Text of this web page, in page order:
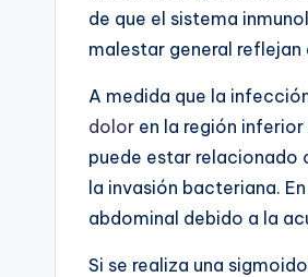
de que el sistema
malestar general
A medida que la
dolor en la región
puede estar relacionado
la invasión bacteriana.
abdominal debido a la
Si se realiza una